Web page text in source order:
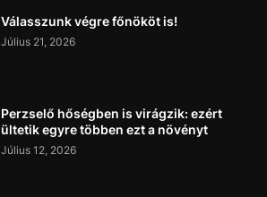
Válasszunk végre főnököt is!
Július 21, 2026
Perzselő hőségben is virágzik: ezért
ültetik egyre többen ezt a növényt
Július 12, 2026